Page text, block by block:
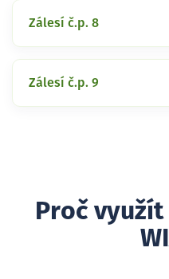
Zálesí č.p. 8
Zálesí č.p. 9
Proč